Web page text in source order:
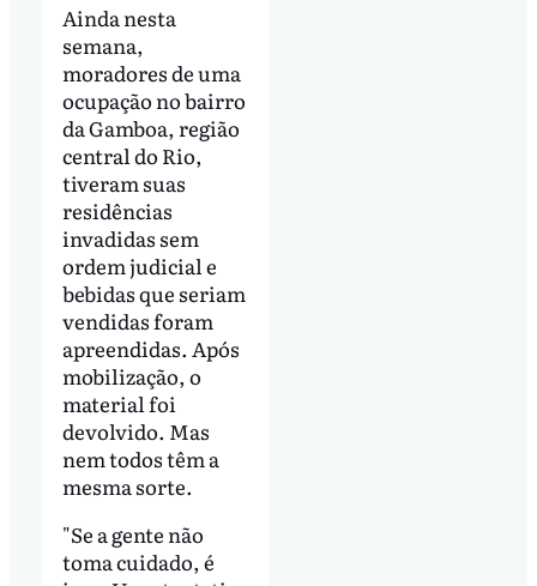
Ainda nesta
semana,
moradores de uma
ocupação no bairro
da Gamboa, região
central do Rio,
tiveram suas
residências
invadidas sem
ordem judicial e
bebidas que seriam
vendidas foram
apreendidas. Após
mobilização, o
material foi
devolvido. Mas
nem todos têm a
mesma sorte.
"Se a gente não
toma cuidado, é